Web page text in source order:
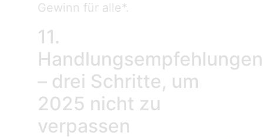
Gewinn für alle*.
11.
Handlungsempfehlungen
– drei Schritte, um
2025 nicht zu
verpassen